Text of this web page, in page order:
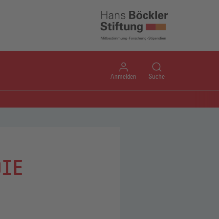
Anmelden Suche